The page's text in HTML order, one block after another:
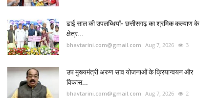
ढाई साल की उपलब्धियाँ- छत्तीसगढ़ का श्रमिक कल्याण के
क्षेत्र...
bhavtarini.com@gmail.com Aug 7, 2026 3
उप मुख्यमंत्री अरुण साव योजनाओं के क्रियान्वयन और
विकास...
bhavtarini.com@gmail.com Aug 7, 2026 2